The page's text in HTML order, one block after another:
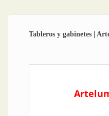
Tableros y gabinetes |